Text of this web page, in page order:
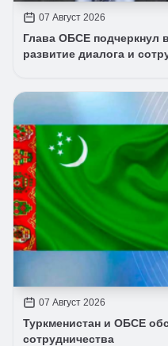
07 Август 2026
Глава ОБСЕ подчеркнул
развитие диалога и
07 Август 2026
Туркменистан и ОБСЕ
сотрудничества